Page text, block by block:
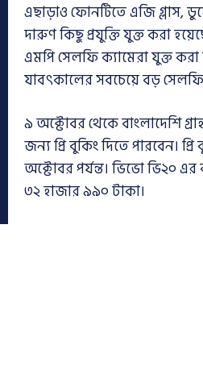
এছাড়াও ফোনটিতে এজি গ্লাস,
দারুণ কিছু প্রযুক্তি যুক্ত করা
এমপি সেলফি ক্যামেরা যুক্ত করা
যাবৎকালের সবচেয়ে বড় সেলফি
৯ অক্টোবর থেকে বাংলাদেশি
জন্য প্রি বুকিং দিতে পারবেন।
অক্টোবর পর্যন্ত। ভিভো ভি২০
৩২ হাজার ৯৯০ টাকা।